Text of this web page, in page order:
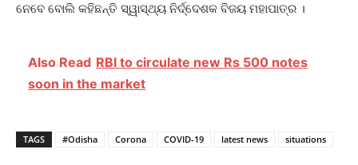
ନେବେ ବୋଲି କହିଛନ୍ତି ସ୍ୱାସ୍ଥ୍ୟ ନିର୍ଦ୍ଦେଶକ ବିଜୟ ମହାପାତ୍ର ।
Also Read RBI to circulate new Rs 500 notes
soon in the market
TAGS #Odisha Corona COVID-19 latest news situations